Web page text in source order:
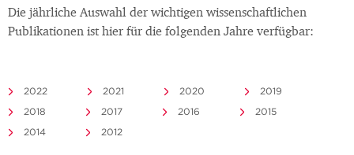
Die jährliche Auswahl der wichtigen wissenschaftlichen
Publikationen ist hier für die folgenden Jahre verfügbar:
2022 2021 2020
2019
2018
2017 2016
2015
2014
2012